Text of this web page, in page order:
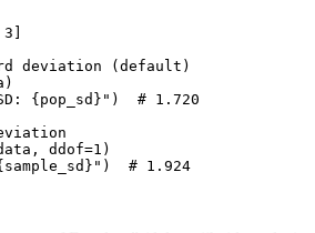
deviation (default)
{pop_sd}")  # 1.720
ddof=1)
# 1.924